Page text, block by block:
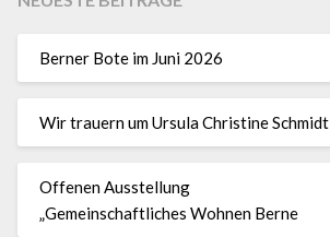
Berner Bote im Juni 2026
Wir trauern um Ursula Christine Schmidt
Offenen Ausstellung
„Gemeinschaftliches Wohnen Berne